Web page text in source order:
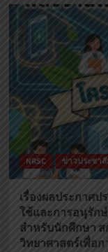
NRSC ข่าวประชา
เรื่องผลประกาศ
ใช้และการอนุรัก
สำหรับนักศึกษา
วิทยาศาสตร์เพื่อ